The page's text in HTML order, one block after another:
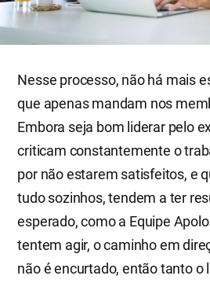
Nesse processo, não há mais
que apenas mandam nos
Embora seja bom liderar pelo
criticam constantemente o
por não estarem satisfeitos, e
tudo sozinhos, tendem a ter
esperado, como a Equipe
tentem agir, o caminho em
não é encurtado, então tanto o